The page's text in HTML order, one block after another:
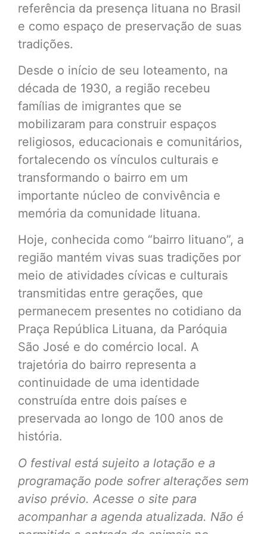
referência da presença lituana no Brasil
e como espaço de preservação de suas
tradições.
Desde o início de seu loteamento, na
década de 1930, a região recebeu
famílias de imigrantes que se
mobilizaram para construir espaços
religiosos, educacionais e comunitários,
fortalecendo os vínculos culturais e
transformando o bairro em um
importante núcleo de convivência e
memória da comunidade lituana.
Hoje, conhecida como “bairro lituano”, a
região mantém vivas suas tradições por
meio de atividades cívicas e culturais
transmitidas entre gerações, que
permanecem presentes no cotidiano da
Praça República Lituana, da Paróquia
São José e do comércio local. A
trajetória do bairro representa a
continuidade de uma identidade
construída entre dois países e
preservada ao longo de 100 anos de
história.
O festival está sujeito a lotação e a
programação pode sofrer alterações sem
aviso prévio. Acesse o site para
acompanhar a agenda atualizada. Não é